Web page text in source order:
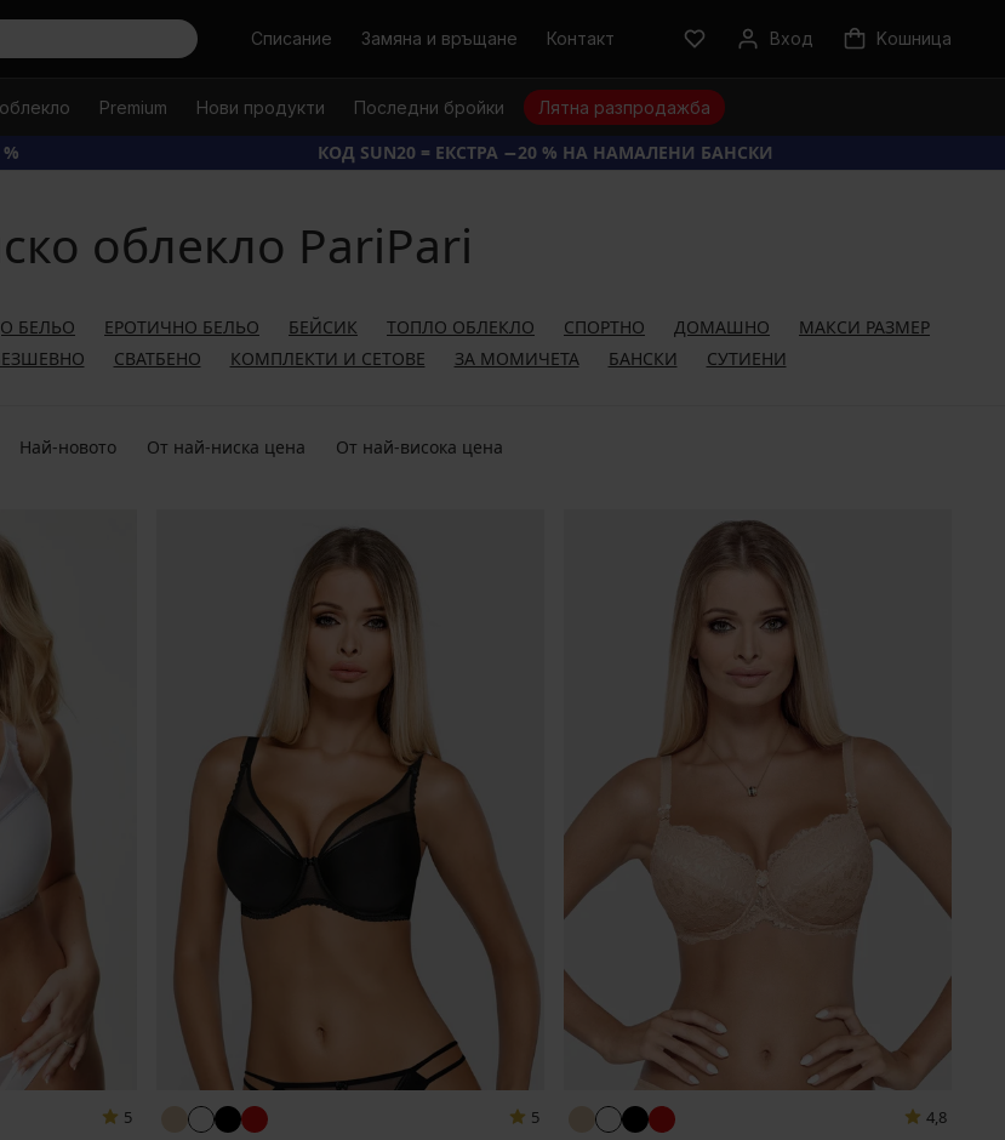
ТърсиСписание Замяна и връщане Контакт Вход Kошница
Premium Нови продукти Последни бройки Лятна разпродажба
КОД SUN20 = ЕКСТРА −20 % НА НАМАЛЕНИ БАНСКИ
облекло PariPari
БЕЛЬО ЕРОТИЧНО БЕЛЬО БЕЙСИК ТОПЛО ОБЛЕКЛО СПОРТНО ДОМАШНО
МАКСИ РАЗМЕР
СВАТБЕНО КОМПЛЕКТИ И СЕТОВЕ ЗА МОМИЧЕТА БАНСКИ СУТИЕНИ
Най-новото От най-ниска цена От най-висока цена
5 5 4,8